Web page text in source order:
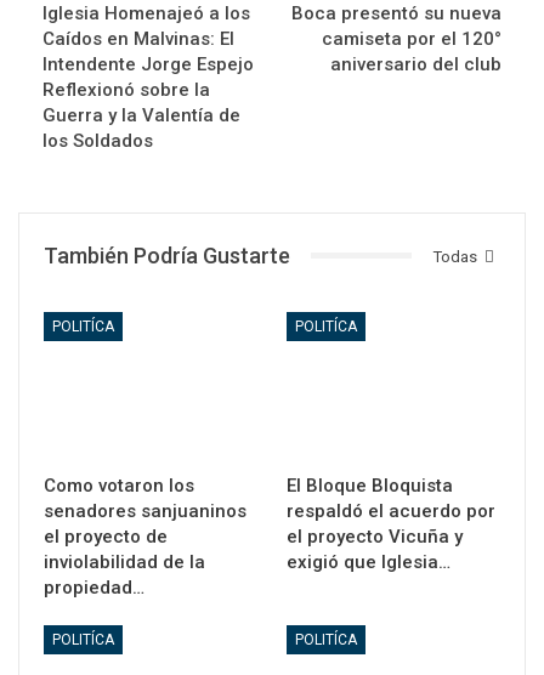
Iglesia Homenajeó a los
Caídos en Malvinas: El
Intendente Jorge Espejo
Reflexionó sobre la
Guerra y la Valentía de
los Soldados
Boca presentó su nueva
camiseta por el 120°
aniversario del club
Todas
También Podría Gustarte
POLITÍCA
Como votaron los
senadores sanjuaninos
el proyecto de
inviolabilidad de la
propiedad…
POLITÍCA
El Bloque Bloquista
respaldó el acuerdo por
el proyecto Vicuña y
exigió que Iglesia…
POLITÍCA POLITÍCA